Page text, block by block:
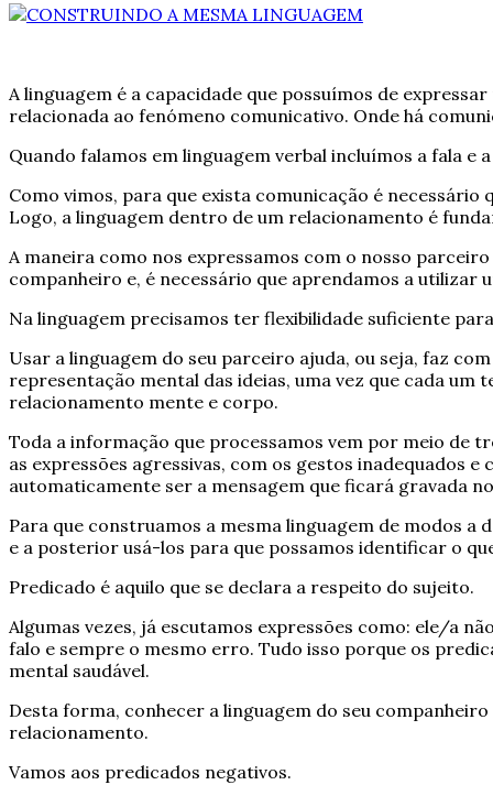
A linguagem é a capacidade que possuímos de
relacionada ao fenómeno comunicativo. Onde há
Quando falamos em linguagem verbal incluímos a fala
Como vimos, para que exista comunicação é
Logo, a linguagem dentro de um relacionamento é
A maneira como nos expressamos com o nosso
companheiro e, é necessário que aprendamos a utilizar
Na linguagem precisamos ter flexibilidade suficiente
Usar a linguagem do seu parceiro ajuda, ou seja, faz
representação mental das ideias, uma vez que cada
relacionamento mente e corpo.
Toda a informação que processamos vem por meio de
as expressões agressivas, com os gestos inadequados
automaticamente ser a mensagem que ficará gravada
Para que construamos a mesma linguagem de modos a
e a posterior usá-los para que possamos identificar o
Predicado é aquilo que se declara a respeito do sujeito.
Algumas vezes, já escutamos expressões como: ele/a
falo e sempre o mesmo erro. Tudo isso porque os
mental saudável.
Desta forma, conhecer a linguagem do seu
relacionamento.
Vamos aos predicados negativos.